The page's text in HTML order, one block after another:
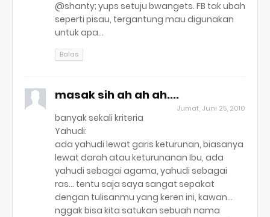
@shanty; yups setuju bwangets. FB tak ubah
seperti pisau, tergantung mau digunakan
untuk apa...
Balas
masak sih ah ah ah....
Jumat, Juni 25, 2010
banyak sekali kriteria
Yahudi:
ada yahudi lewat garis keturunan, biasanya
lewat darah atau keturunanan Ibu, ada
yahudi sebagai agama, yahudi sebagai
ras... tentu saja saya sangat sepakat
dengan tulisanmu yang keren ini, kawan...
nggak bisa kita satukan sebuah nama